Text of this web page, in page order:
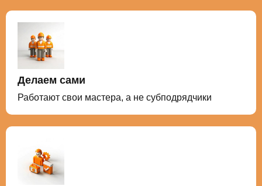
Делаем сами
Работают свои мастера, а не субподрядчики